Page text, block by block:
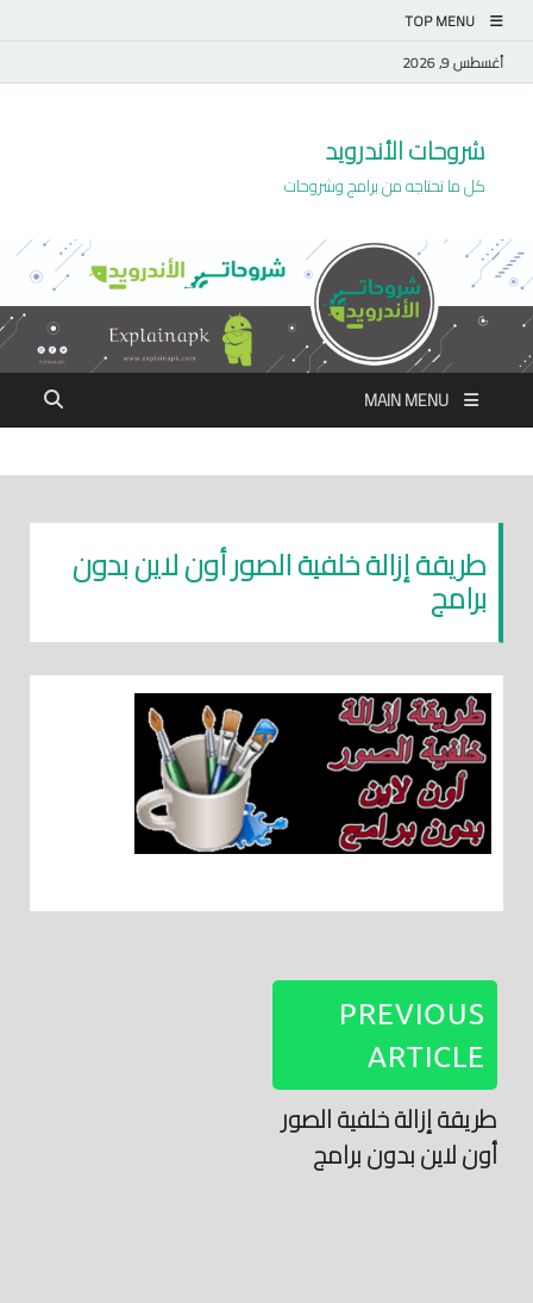
TOP MENU
أغسطس 9, 2026
شروحات الأندرويد
كل ما تحتاجه من برامج وشروحات
MAIN MENU
طريقة إزالة خلفية الصور أون لاين بدون
برامج
PREVIOUS
ARTICLE
طريقة إزالة خلفية الصور
أون لاين بدون برامج